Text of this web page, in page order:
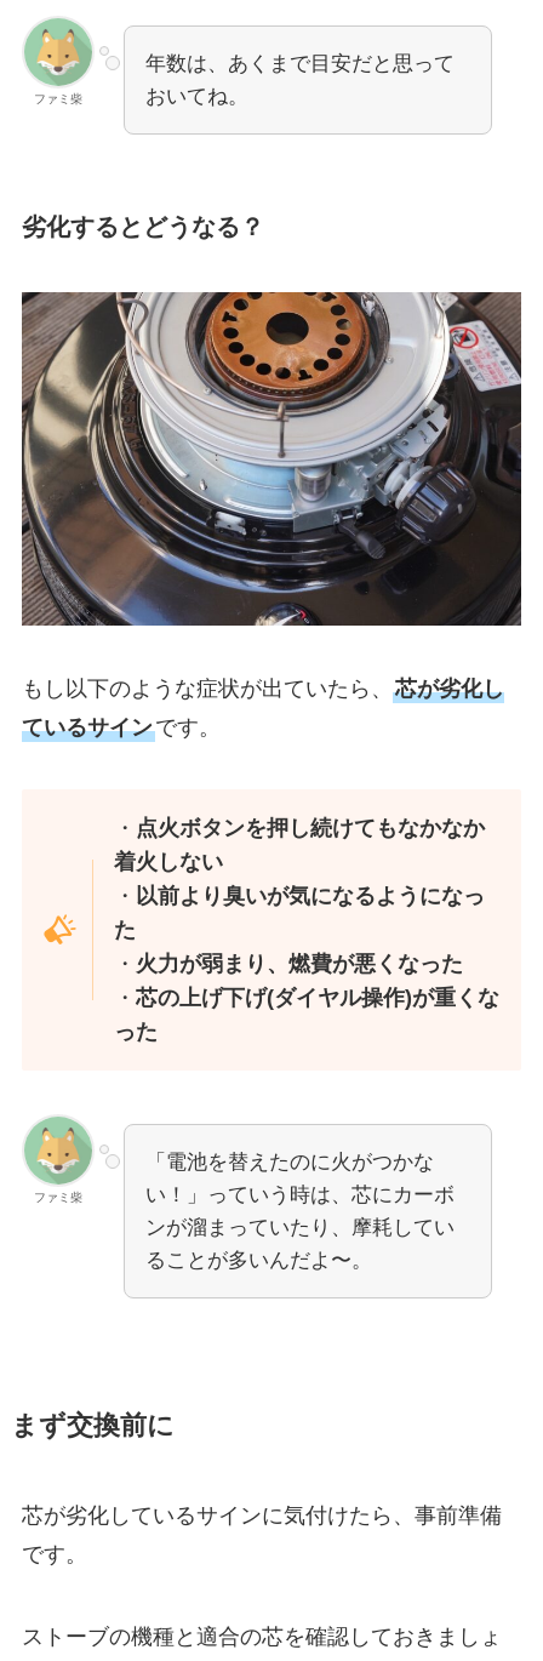
ファミ柴
年数は、あくまで目安だと思って
おいてね。
劣化するとどうなる？
もし以下のような症状が出ていたら、 芯が劣化し
ているサインです。
・ 点火ボタンを押し続けてもなかなか
着火しない
・ 以前より臭いが気になるようになっ
た
・ 火力が弱まり、燃費が悪くなった
・芯の上げ下げ(ダイヤル操作)が重くな
った
ファミ柴
「電池を替えたのに火がつかな
い！」っていう時は、芯にカーボ
ンが溜まっていたり、摩耗してい
ることが多いんだよ〜。
まず交換前に
芯が劣化しているサインに気付けたら、事前準備
です。
ストーブの機種と適合の芯を確認しておきましょ